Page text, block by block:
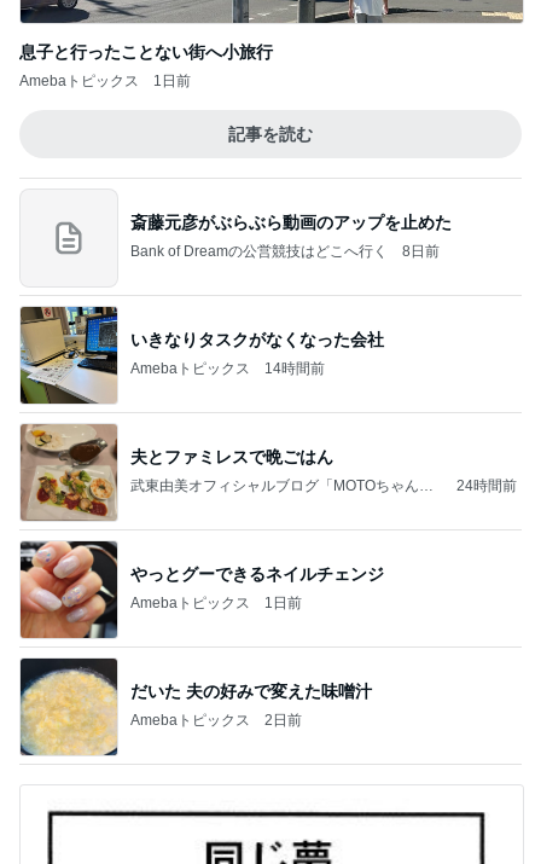
息子と行ったことない街へ小旅行
Amebaトピックス 1日前
記事を読む
斎藤元彦がぶらぶら動画のアップを止めた
Bank of Dreamの公営競技はどこへ行く 8日前
いきなりタスクがなくなった会社
Amebaトピックス 14時間前
夫とファミレスで晩ごはん
武東由美オフィシャルブログ「MOTOちゃんと
24時間前
やっとグーできるネイルチェンジ
Amebaトピックス 1日前
だいた 夫の好みで変えた味噌汁
Amebaトピックス 2日前